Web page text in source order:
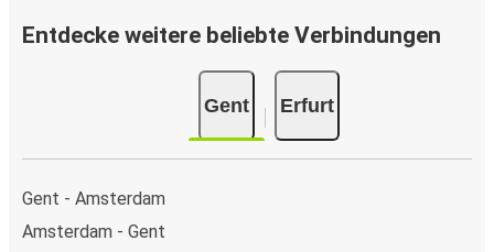
Entdecke weitere beliebte Verbindungen
Gent Erfurt
Gent - Amsterdam
Amsterdam - Gent